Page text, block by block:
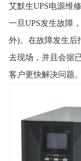
艾默生UPS电源维修
一旦UPS发生故障
外)。在故障发生后
去现场，并且会据
客户更快解决问题。